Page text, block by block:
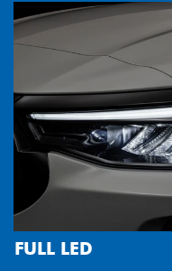
RODAS ARO 18"